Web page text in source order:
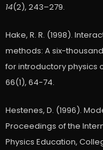
14(2), 243–279.
Hake, R. R. (1998).
methods: A six-
for introductory physics
66(1), 64-74.
Hestenes, D. (1996).
Proceedings of the
Physics Education,